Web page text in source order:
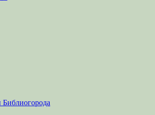
Библиогорода